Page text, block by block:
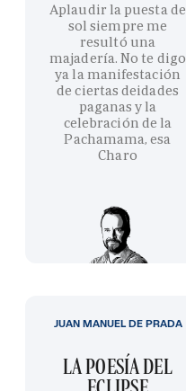
Aplaudir la puesta de
sol siempre me
resultó una
majadería. No te digo
ya la manifestación
de ciertas deidades
paganas y la
celebración de la
Pachamama, esa
Charo
LA POESÍA DEL
JUAN MANUEL DE PRADA